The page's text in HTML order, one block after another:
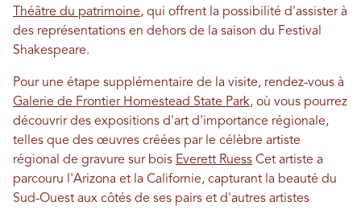
Théâtre du patrimoine, qui offrent la possibilité d'assister à
des représentations en dehors de la saison du Festival
Shakespeare.
Pour une étape supplémentaire de la visite, rendez-vous à
Galerie de Frontier Homestead State Park, où vous pourrez
découvrir des expositions d'art d'importance régionale,
telles que des œuvres créées par le célèbre artiste
régional de gravure sur bois Everett Ruess Cet artiste a
parcouru l'Arizona et la Californie, capturant la beauté du
Sud-Ouest aux côtés de ses pairs et d'autres artistes